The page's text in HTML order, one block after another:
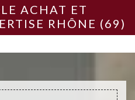
ACHAT ET
RHÔNE (69)